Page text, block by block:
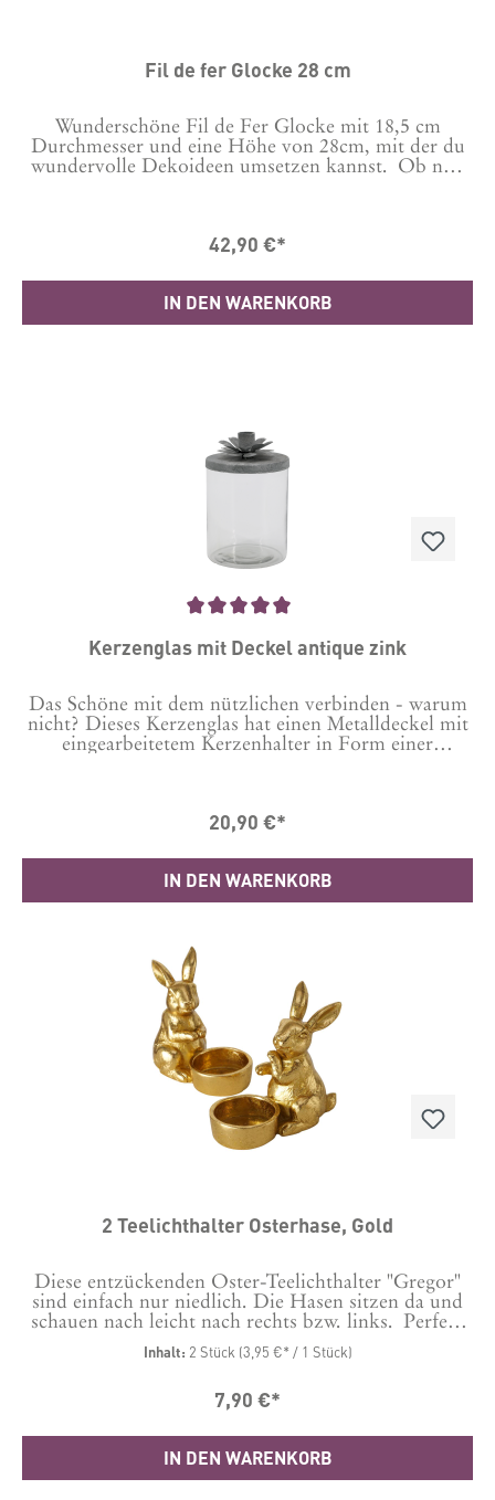
Fil de fer Glocke 28 cm
Wunderschöne Fil de Fer Glocke mit 18,5 cm
Durchmesser und eine Höhe von 28cm, mit der du
wundervolle Dekoideen umsetzen kannst. Ob nun
daher super passt für Altarkerzen oder
Dekoration.Kombiniere sie zum Beispiel auch mit
der größeren Glocke die wir unter anderer
Bestellnummer führen zu einem tollen Ensemble.
42,90 €*
IN DEN WARENKORB
Kerzenglas mit Deckel antique zink
Das Schöne mit dem nützlichen verbinden - warum
nicht? Dieses Kerzenglas hat einen Metalldeckel mit
eingearbeitetem Kerzenhalter in Form einer
Stabkerzen) oder passende Deko. Warum nicht je
Muscheln oder andere saisonale Deko darin
platzieren? Das Kerzenglas hat einen Durchmesser
von 11,5cm und eine Gesamthöhe inkl. Deckel und
für klassische Stabkerzen mit einem Durchmesser
von 2,2 cm.Material: Glas, Eisen
20,90 €*
IN DEN WARENKORB
2 Teelichthalter Osterhase, Gold
Diese entzückenden Oster-Teelichthalter "Gregor"
sind einfach nur niedlich. Die Hasen sitzen da und
schauen nach leicht nach rechts bzw. links. Perfekt
als Osterdeko, ob nun für Teelichter, eine dicke
hohe Kerze oder auch ein paar Trockenblümchen.
wundervoll als kleines Geschenk zum
Kerzenhalter aus Kunstharz, goldfarben
lackiert.H10xW10,5 cm, 2er Set Hergestellt in
China
Inhalt: 2 Stück (3,95 €* / 1 Stück)
7,90 €*
IN DEN WARENKORB